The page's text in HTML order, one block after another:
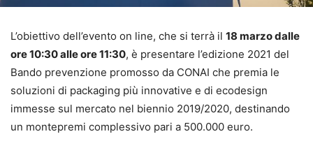
L’obiettivo dell’evento on line, che si terrà il 18 marzo dalle
ore 10:30 alle ore 11:30, è presentare l’edizione 2021 del
Bando prevenzione promosso da CONAI che premia le
soluzioni di packaging più innovative e di ecodesign
immesse sul mercato nel biennio 2019/2020, destinando
un montepremi complessivo pari a 500.000 euro.